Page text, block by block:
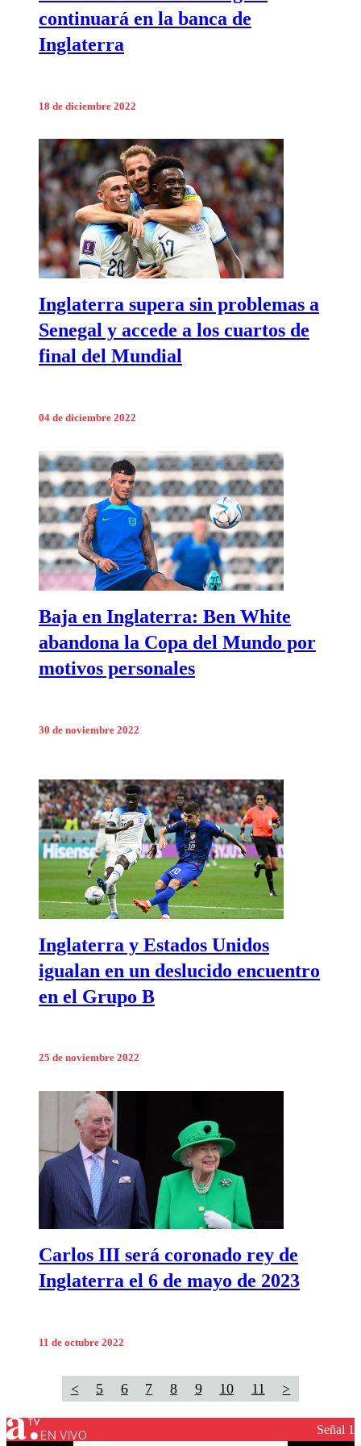
continuará en la banca de
Inglaterra
18 de diciembre 2022
Inglaterra supera sin problemas a
Senegal y accede a los cuartos de
final del Mundial
04 de diciembre 2022
Baja en Inglaterra: Ben White
abandona la Copa del Mundo por
motivos personales
30 de noviembre 2022
Inglaterra y Estados Unidos
igualan en un deslucido encuentro
en el Grupo B
25 de noviembre 2022
Carlos III será coronado rey de
Inglaterra el 6 de mayo de 2023
11 de octubre 2022
< 5 6 7 8 9 10 11 >
EN VIVO Señal 1